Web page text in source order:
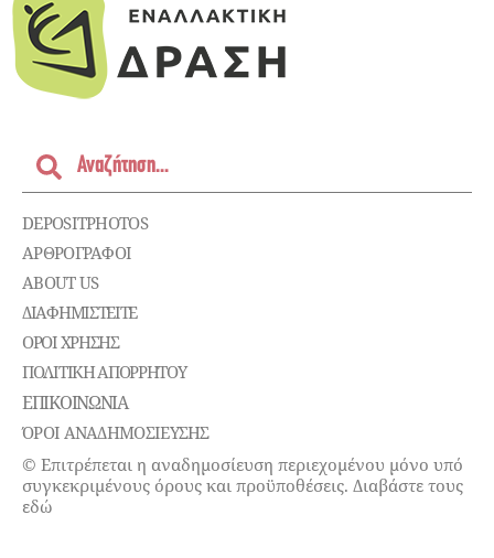
DEPOSITPHOTOS
ΑΡΘΡΟΓΡΑΦΟΙ
ABOUT US
ΔΙΑΦΗΜΙΣΤΕΊΤΕ
ΌΡΟΙ ΧΡΉΣΗΣ
ΠΟΛΙΤΙΚΉ ΑΠΟΡΡΉΤΟΥ
ΕΠΙΚΟΙΝΩΝΊΑ
ΌΡΟΙ ΑΝΑΔΗΜΟΣΙΕΥΣΗΣ
© Επιτρέπεται η αναδημοσίευση περιεχομένου μόνο υπό
συγκεκριμένους όρους και προϋποθέσεις. Διαβάστε τους
εδώ